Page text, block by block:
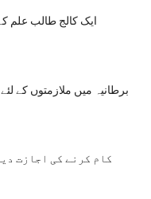
ایک کالج طالب علم
برطانیہ میں ملازمتوں کے
کام کرنے کی اجازت